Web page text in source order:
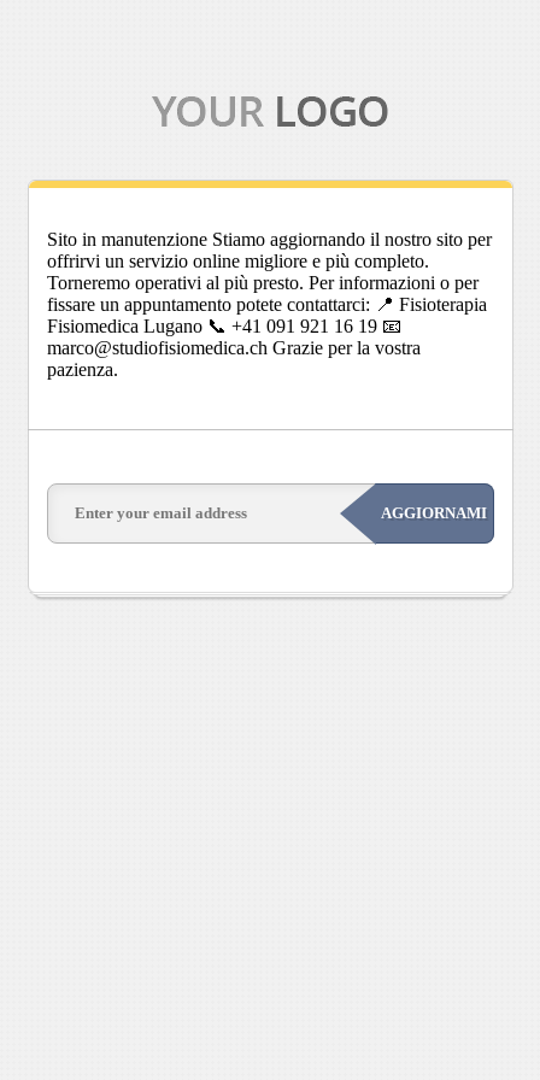
Sito in manutenzione Stiamo aggiornando il nostro sito per
offrirvi un servizio online migliore e più completo.
Torneremo operativi al più presto. Per informazioni o per
fissare un appuntamento potete contattarci: 📍 Fisioterapia
Fisiomedica Lugano 📞 +41 091 921 16 19 📧
marco@studiofisiomedica.ch Grazie per la vostra
pazienza.